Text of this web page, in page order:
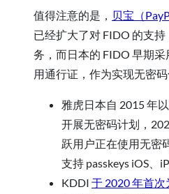
值得注意的是， 贝宝（
已经扩大了对 FIDO 的支
务，而日本的 FIDO 早期
用通行证，作为实现无密
雅虎日本自 2015 年
开展无密码计划，
跃用户正在使用无密
支持 passkeys iOS、
KDDI 于 2020 年首